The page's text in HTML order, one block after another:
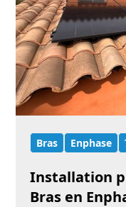
Bras Enphase
Installation
Bras en